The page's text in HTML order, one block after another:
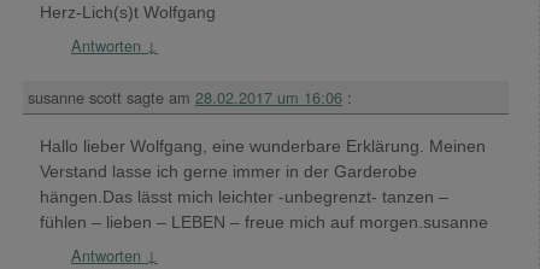
Herz-Lich(s)t Wolfgang
Antworten ↓
susanne scott sagte am 28.02.2017 um 16:06 :
Hallo lieber Wolfgang, eine wunderbare Erklärung. Meinen
Verstand lasse ich gerne immer in der Garderobe
hängen.Das lässt mich leichter -unbegrenzt- tanzen –
fühlen – lieben – LEBEN – freue mich auf morgen.susanne
Antworten ↓